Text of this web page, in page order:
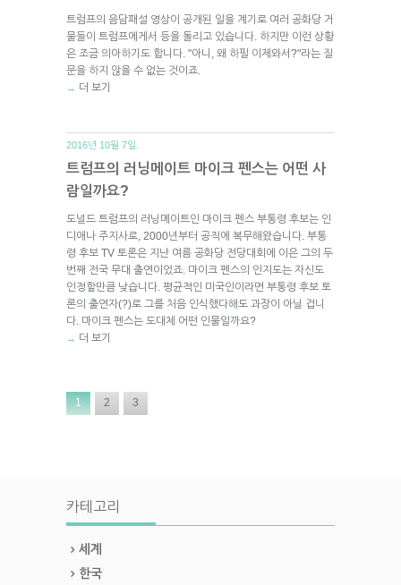
트럼프의 음담패설 영상이 공개된 일을 계기로 여러 공화당 거
물들이 트럼프에게서 등을 돌리고 있습니다. 하지만 이런 상황
은 조금 의아하기도 합니다. "아니, 왜 하필 이제와서?"라는 질
문을 하지 않을 수 없는 것이죠.
→ 더 보기
2016년 10월 7일.
트럼프의 러닝메이트 마이크 펜스는 어떤 사
람일까요?
도널드 트럼프의 러닝메이트인 마이크 펜스 부통령 후보는 인
디애나 주지사로, 2000년부터 공직에 복무해왔습니다. 부통
령 후보 TV 토론은 지난 여름 공화당 전당대회에 이은 그의 두
번째 전국 무대 출연이었죠. 마이크 펜스의 인지도는 자신도
인정할만큼 낮습니다. 평균적인 미국인이라면 부통령 후보 토
론의 출연자(?)로 그를 처음 인식했다해도 과장이 아닐 겁니
다. 마이크 펜스는 도대체 어떤 인물일까요?
→ 더 보기
1 2 3
카테고리
세계
한국